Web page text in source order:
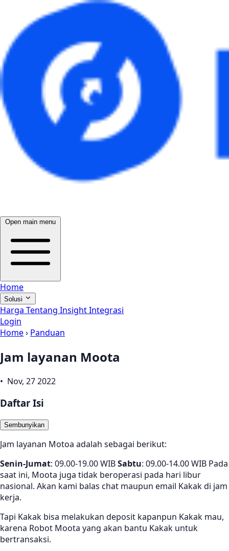
Open main menu
Home
Solusi
Harga Tentang InsightIntegrasi
Login
Home› Panduan
Jam layanan Moota
• Nov, 27 2022
Daftar Isi
Sembunyikan
Jam layanan Motoa adalah sebagai berikut:
Senin-Jumat: 09.00-19.00 WIBSabtu: 09.00-14.00 WIB Pada
saat ini, Moota juga tidak beroperasi pada hari libur
nasional. Akan kami balas chat maupun email Kakak di jam
kerja.
Tapi Kakak bisa melakukan deposit kapanpun Kakak mau,
karena Robot Moota yang akan bantu Kakak untuk
bertransaksi.